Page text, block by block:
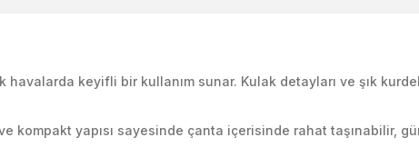
havalarda keyifli bir kullanım sunar. Kulak detayları ve şık
yapısı sayesinde çanta içerisinde rahat taşınabilir,